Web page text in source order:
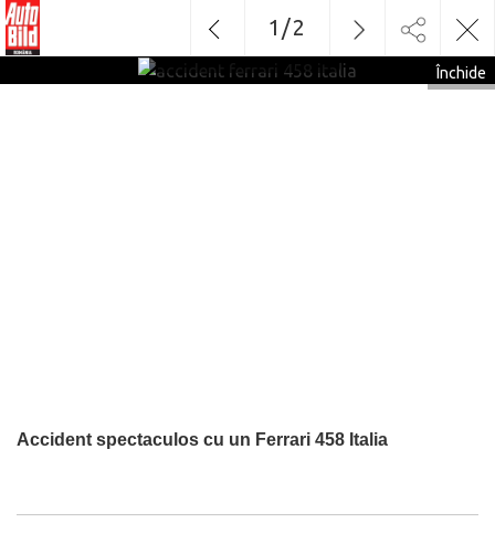
Accident spectaculos cu un Ferrari 458 Italia
Închide
1 /2